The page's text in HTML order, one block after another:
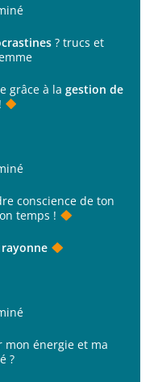
? trucs et
grâce à la gestion de
conscience de ton
temps !
rayonne
mon énergie et ma
?